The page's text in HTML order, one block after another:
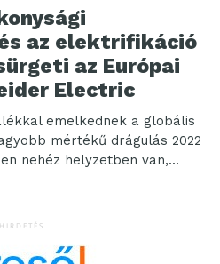
az elektrifikáció
az Európai
Electric
emelkednek a globális
mértékű drágulás 2022
nehéz helyzetben van,...
HIRDETÉS